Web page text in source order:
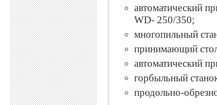
автоматический
WD- 250/350;
многопильный
принимающий
автоматический
горбыльный
продольно-